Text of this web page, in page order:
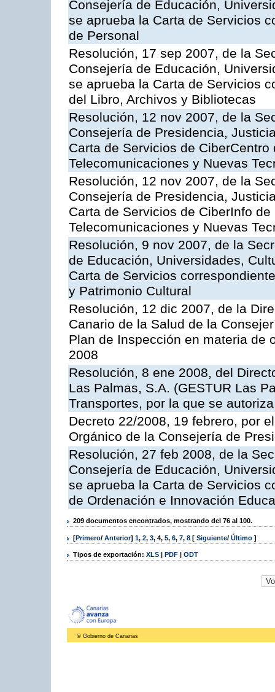
Consejería de Educación,
se aprueba la Carta de Servicios
de Personal
Resolución, 17 sep 2007, de la
Consejería de Educación,
se aprueba la Carta de Servicios
del Libro, Archivos y Bibliotecas
Resolución, 12 nov 2007, de la
Consejería de Presidencia,
Carta de Servicios de
Telecomunicaciones y Nuevas
Resolución, 12 nov 2007, de la
Consejería de Presidencia,
Carta de Servicios de CiberInfo
Telecomunicaciones y Nuevas
Resolución, 9 nov 2007, de la
de Educación, Universidades,
Carta de Servicios
y Patrimonio Cultural
Resolución, 12 dic 2007, de la
Canario de la Salud de la
Plan de Inspección en materia de
2008
Resolución, 8 ene 2008, del
Las Palmas, S.A. (GESTUR Las
Transportes, por la que se
Decreto 22/2008, 19 febrero, por
Orgánico de la Consejería de
Resolución, 27 feb 2008, de la
Consejería de Educación,
se aprueba la Carta de Servicios
de Ordenación e Innovación
209 documentos encontrados, mostrando del 76 al 100.
[Primero/ Anterior] 1, 2, 3, 4, 5, 6, 7, 8 [ Siguiente/ Último ]
Tipos de exportación: XLS | PDF | ODT
© Gobierno de Canarias